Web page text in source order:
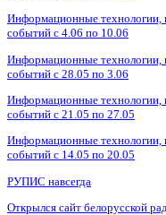
Информационные технологии,
событий с 4.06 по 10.06
Информационные технологии,
событий с 28.05 по 3.06
Информационные технологии,
событий с 21.05 по 27.05
Информационные технологии,
событий с 14.05 по 20.05
РУПИС навсегда
Открылся сайт белорусской